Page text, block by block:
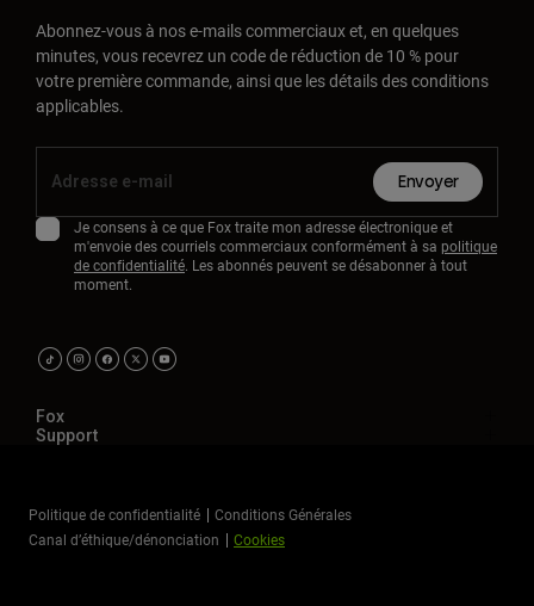
Abonnez-vous à nos e-mails commerciaux et, en quelques
minutes, vous recevrez un code de réduction de 10 % pour
votre première commande, ainsi que les détails des conditions
applicables.
Envoyer
Je consens à ce que Fox traite mon adresse électronique et
m'envoie des courriels commerciaux conformément à sa politique
de confidentialité. Les abonnés peuvent se désabonner à tout
moment.
Fox
Support
Politique de confidentialité
Conditions Générales
Canal d’éthique/dénonciation
Cookies